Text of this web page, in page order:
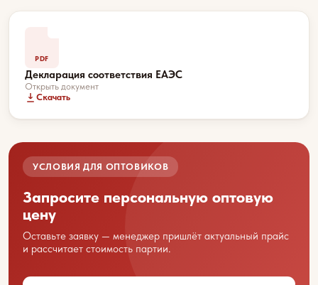
PDF
Декларация соответствия ЕАЭС
Открыть документ
Скачать
УСЛОВИЯ ДЛЯ ОПТОВИКОВ
Запросите персональную оптовую
цену
Оставьте заявку — менеджер пришлёт актуальный прайс
и рассчитает стоимость партии.
Ваше имя
Название вашей организации
Ваш город